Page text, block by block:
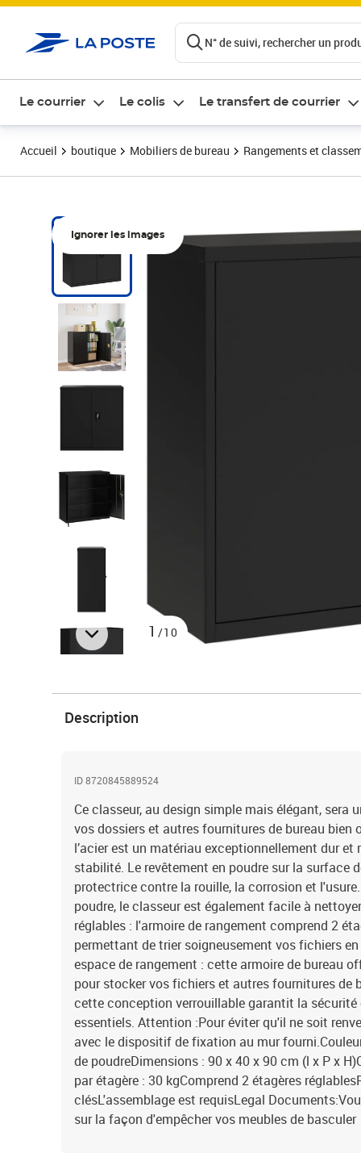
N° de suivi, rechercher un
Le courrier Le colis Le transfert de courrier
Accueil boutique Mobiliers de bureau Rangements et
Ignorer les images
1 /10
Description
ID 8720845889524
Ce classeur, au design simple mais élégant, sera
vos dossiers et autres fournitures de bureau bien
l’acier est un matériau exceptionnellement dur
stabilité. Le revêtement en poudre sur la surface
protectrice contre la rouille, la corrosion et
poudre, le classeur est également facile à
réglables : l'armoire de rangement comprend 2
permettant de trier soigneusement vos fichiers
espace de rangement : cette armoire de bureau
pour stocker vos fichiers et autres fournitures de
cette conception verrouillable garantit la
essentiels. Attention :Pour éviter qu'il ne soit
avec le dispositif de fixation au mur
de poudreDimensions : 90 x 40 x 90 cm (l x P x
par étagère : 30 kgComprend 2 étagères
clésL'assemblage est requisLegal
sur la façon d'empêcher vos meubles de basculer